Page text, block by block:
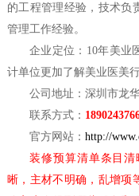
的工程管理经验，技术负
管理工作经验。
企业定位： 10年美业
计单位更加了解美业医美
公司地址：深圳市龙
联系方式：
官方网站： http://
装修预算清单条目
晰，主材不明确，乱增项